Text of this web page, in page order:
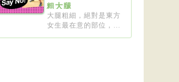
粗大腿
大腿粗細，絕對是東方
女生最在意的部位，彷